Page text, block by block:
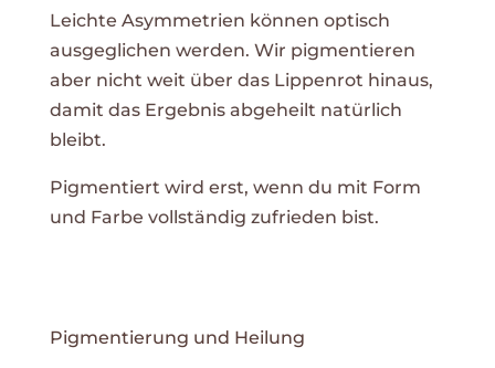
Leichte Asymmetrien können optisch
ausgeglichen werden. Wir pigmentieren
aber nicht weit über das Lippenrot hinaus,
damit das Ergebnis abgeheilt natürlich
bleibt.
Pigmentiert wird erst, wenn du mit Form
und Farbe vollständig zufrieden bist.
Pigmentierung und Heilung